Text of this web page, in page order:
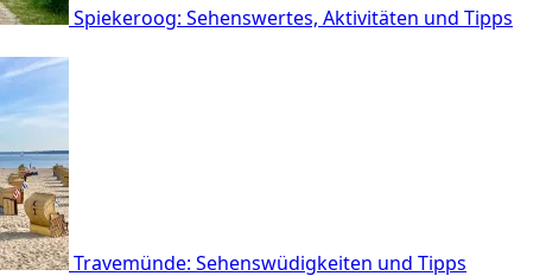
Spiekeroog: Sehenswertes, Aktivitäten und Tipps
Travemünde: Sehenswüdigkeiten und Tipps